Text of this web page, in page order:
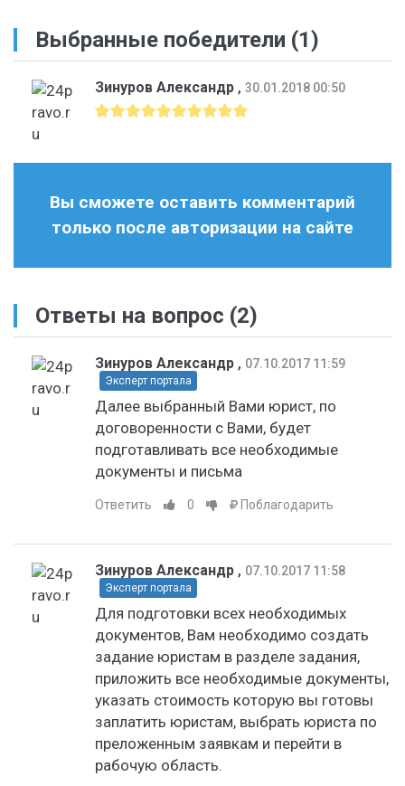
Выбранные победители (1)
Зинуров Александр , 30.01.2018 00:50
Вы сможете оставить комментарий
только после авторизации на сайте
Ответы на вопрос (2)
Зинуров Александр , 07.10.2017 11:59
Эксперт портала
Далее выбранный Вами юрист, по
договоренности с Вами, будет
подготавливать все необходимые
документы и письма
Ответить 0 Поблагодарить
Зинуров Александр , 07.10.2017 11:58
Эксперт портала
Для подготовки всех необходимых
документов, Вам необходимо создать
задание юристам в разделе задания,
приложить все необходимые документы,
указать стоимость которую вы готовы
заплатить юристам, выбрать юриста по
преложенным заявкам и перейти в
рабочую область.